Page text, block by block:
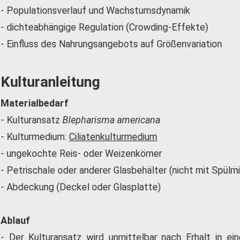
- Populationsverlauf und Wachstumsdynamik
- dichteabhängige Regulation (Crowding-Effekte)
- Einfluss des Nahrungsangebots auf Größenvariation
Kulturanleitung
Materialbedarf
- Kulturansatz Blepharisma americana
- Kulturmedium: Ciliatenkulturmedium
- ungekochte Reis- oder Weizenkörner
- Petrischale oder anderer Glasbehälter (nicht mit
- Abdeckung (Deckel oder Glasplatte)
Ablauf
- Der Kulturansatz wird unmittelbar nach Erhalt in